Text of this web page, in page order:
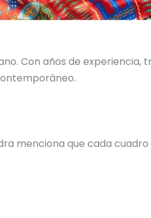
Con años de
menciona que cada